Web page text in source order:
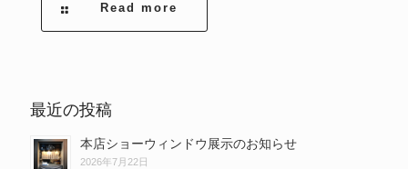
Read more
最近の投稿
本店ショーウィンドウ展示のお知らせ
2026年7月22日